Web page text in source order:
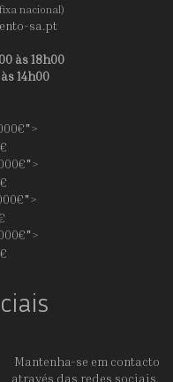
nacional)
sa.pt
às 18h00
14h00
Mantenha-se em contacto
através das redes sociais.